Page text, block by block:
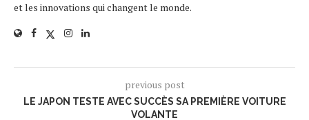
et les innovations qui changent le monde.
previous post
LE JAPON TESTE AVEC SUCCÈS SA PREMIÈRE VOITURE
VOLANTE